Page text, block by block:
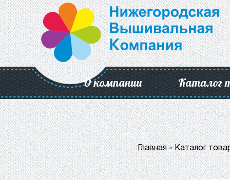
О компании Каталог
Главная»Каталог